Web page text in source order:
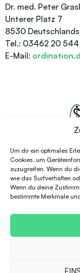
Um dir ein optimales
Cookies, um
zuzugreifen. Wenn du
wie das Surfverhalten
Wenn du deine
bestimmte Merkmale
Dr. med. Peter Grasl
Unterer Platz 7
8530
Tel.: 03462 20 544
E-Mail:
© 2025